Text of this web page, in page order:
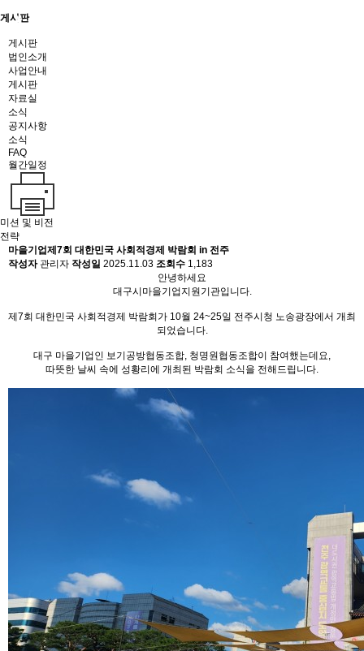
게시판
게시판
법인소개
사업안내
게시판
자료실
소식
공지사항
소식
FAQ
월간일정
미션 및 비전
전략
마을기업제7회 대한민국 사회적경제 박람회 in 전주
작성자관리자 작성일 2025.11.03 조회수 1,183
안녕하세요
대구시마을기업지원기관입니다.
제7회 대한민국 사회적경제 박람회가 10월 24~25일 전주시청 노송광장에서 개최
되었습니다.
대구 마을기업인 보기공방협동조합, 청명원협동조합이 참여했는데요,
따뜻한 날씨 속에 성황리에 개최된 박람회 소식을 전해드립니다.